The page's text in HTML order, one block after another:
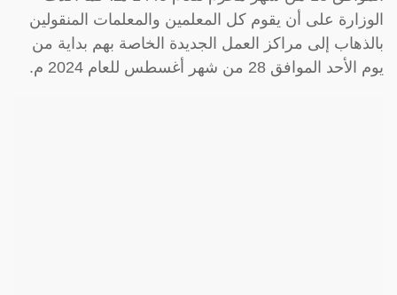
الوزارة على أن يقوم كل المعلمين والمعلمات المنقولين
بالذهاب إلى مراكز العمل الجديدة الخاصة بهم بداية من
يوم الأحد الموافق 28 من شهر أغسطس للعام 2024 م.